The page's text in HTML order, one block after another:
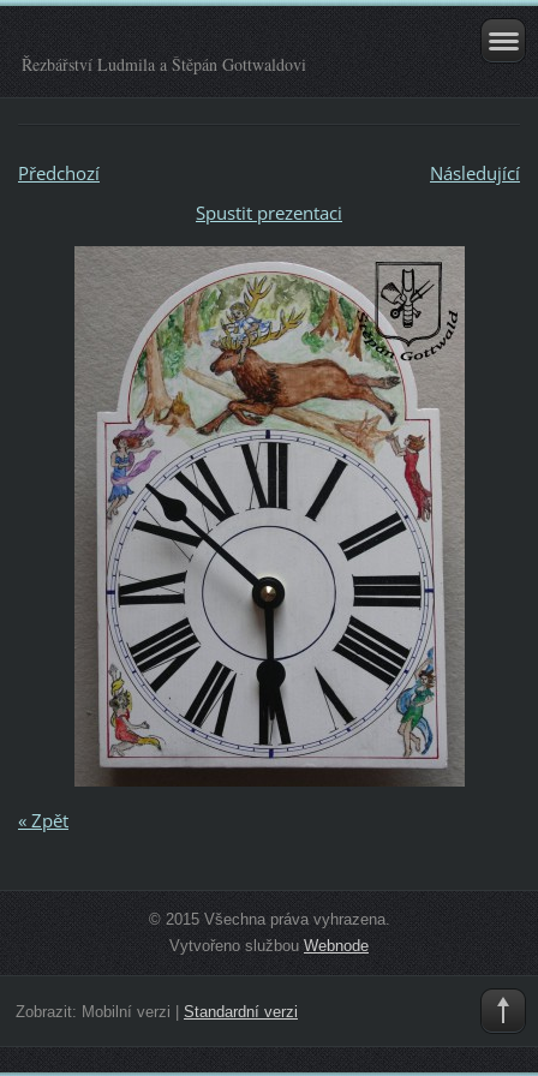
Řezbářství Ludmila a Štěpán Gottwaldovi
Předchozí
Následující
Spustit prezentaci
« Zpět
© 2015 Všechna práva vyhrazena.
Vytvořeno službouWebnode
Zobrazit: Mobilní verzi Standardní verzi